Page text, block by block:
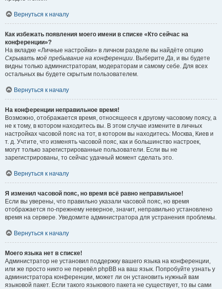
Вернуться к началу
Как избежать появления моего имени в списке «Кто сейчас на
конференции»?
На вкладке «Личные настройки» в личном разделе вы найдёте опцию
Скрывать моё пребывание на конференции. ВыберитеДа, и вы будете
видны только администраторам, модераторам и самому себе. Для всех
остальных вы будете скрытым пользователем.
Вернуться к началу
На конференции неправильное время!
Возможно, отображается время, относящееся к другому часовому поясу, а
не к тому, в котором находитесь вы. В этом случае измените в личных
настройках часовой пояс на тот, в котором вы находитесь: Москва, Киев и
т. д. Учтите, что изменять часовой пояс, как и большинство настроек,
могут только зарегистрированные пользователи. Если вы не
зарегистрированы, то сейчас удачный момент сделать это.
Вернуться к началу
Я изменил часовой пояс, но время всё равно неправильное!
Если вы уверены, что правильно указали часовой пояс, но время
отображается по-прежнему неверное, значит, неправильно установлено
время на сервере. Уведомите администратора для устранения проблемы.
Вернуться к началу
Моего языка нет в списке!
Администратор не установил поддержку вашего языка на конференции,
или же просто никто не перевёл phpBB на ваш язык. Попробуйте узнать у
администратора конференции, может ли он установить нужный вам
языковой пакет. Если такого языкового пакета не существует, то вы сами